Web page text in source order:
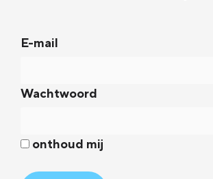
E-mail
Wachtwoord
onthoud mij